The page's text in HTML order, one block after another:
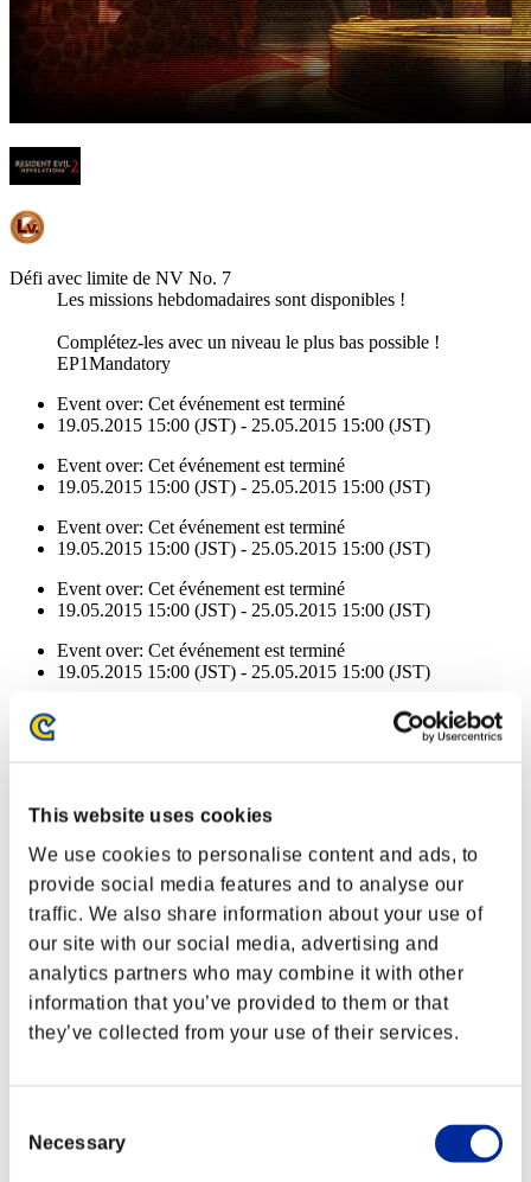
This website uses cookies
We use cookies to personalise content and ads, to
provide social media features and to analyse our
traffic. We also share information about your use of
our site with our social media, advertising and
analytics partners who may combine it with other
information that you’ve provided to them or that
they’ve collected from your use of their services.
Selection
Necessary
Défi avec limite de NV No. 7
Les missions hebdomadaires sont disponibles !
Complétez-les avec un niveau le plus bas possible !
EP1Mandatory
Event over: Cet événement est terminé
19.05.2015 15:00 (JST) - 25.05.2015 15:00 (JST)
Event over: Cet événement est terminé
19.05.2015 15:00 (JST) - 25.05.2015 15:00 (JST)
Event over: Cet événement est terminé
19.05.2015 15:00 (JST) - 25.05.2015 15:00 (JST)
Event over: Cet événement est terminé
19.05.2015 15:00 (JST) - 25.05.2015 15:00 (JST)
Event over: Cet événement est terminé
19.05.2015 15:00 (JST) - 25.05.2015 15:00 (JST)
Récompenses
Succès
NV personnage: 40 ou moins
Perforation
Lv.1
Crésus
Lv.4
NV personnage: 25 ou moins